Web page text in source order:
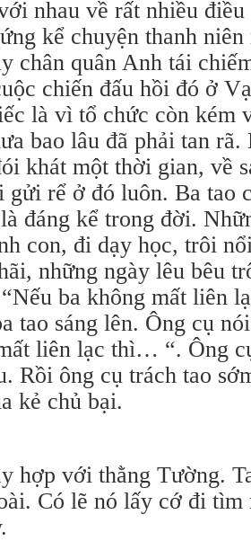
nhau về rất nhiều
kể chuyện thanh
chân quân Anh tái
chiến đấu hồi đó ở
là vì tổ chức còn kém
bao lâu đã phải tan
khát một thời gian, về
gửi rể ở đó luôn. Ba tao
đáng kể trong đời.
con, đi dạy học, trôi
những ngày lêu bêu
ba không mất liên
tao sáng lên. Ông cụ
liên lạc thì… “. Ông
Rồi ông cụ trách tao
kẻ chủ bại.
hợp với thằng Tường.
Có lẽ nó lấy cớ đi tìm